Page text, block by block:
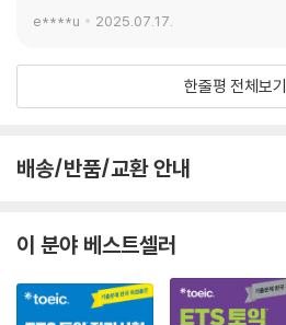
e****u 2025.07.17.
한줄평 전체보기
배송/반품/교환 안내
이 분야 베스트셀러